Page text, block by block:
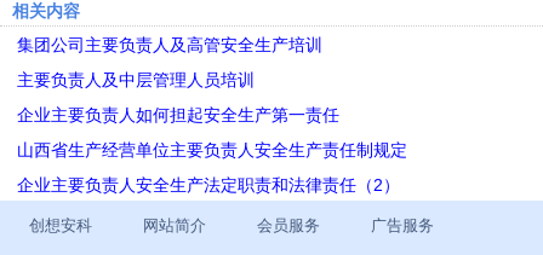
相关内容
集团公司主要负责人及高管安全生产培训
主要负责人及中层管理人员培训
企业主要负责人如何担起安全生产第一责任
山西省生产经营单位主要负责人安全生产责任制规定
企业主要负责人安全生产法定职责和法律责任（2）
创想安科 网站简介 会员服务 广告服务